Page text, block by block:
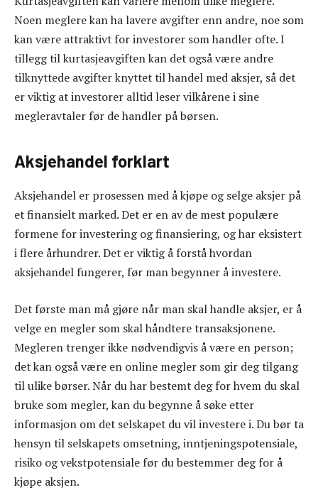
Noen meglere kan ha lavere avgifter enn andre, noe som
kan være attraktivt for investorer som handler ofte. I
tillegg til kurtasjeavgiften kan det også være andre
tilknyttede avgifter knyttet til handel med aksjer, så det
er viktig at investorer alltid leser vilkårene i sine
megleravtaler før de handler på børsen.
Aksjehandel forklart
Aksjehandel er prosessen med å kjøpe og selge aksjer på
et finansielt marked. Det er en av de mest populære
formene for investering og finansiering, og har eksistert
i flere århundrer. Det er viktig å forstå hvordan
aksjehandel fungerer, før man begynner å investere.
Det første man må gjøre når man skal handle aksjer, er å
velge en megler som skal håndtere transaksjonene.
Megleren trenger ikke nødvendigvis å være en person;
det kan også være en online megler som gir deg tilgang
til ulike børser. Når du har bestemt deg for hvem du skal
bruke som megler, kan du begynne å søke etter
informasjon om det selskapet du vil investere i. Du bør ta
hensyn til selskapets omsetning, inntjeningspotensiale,
risiko og vekstpotensiale før du bestemmer deg for å
kjøpe aksjen.